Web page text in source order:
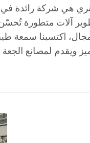
هي شركة رائدة في
متطورة تُحسّن
اكتسبنا سمعة
ويقدم لمصانع الجعة